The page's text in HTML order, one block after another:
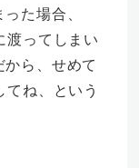
た場合、
渡ってしまい
ら、せめて
ね、という